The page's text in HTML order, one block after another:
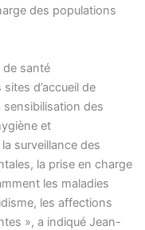
des populations
de santé
d’accueil de
sensibilisation des
et
surveillance des
la prise en charge
les maladies
les affections
», a indiqué Jean-